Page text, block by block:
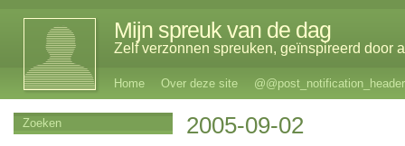
Mijn spreuk van de dag
Zelf verzonnen spreuken, geïnspireerd door
Home Over deze site @@post_notification_header
2005-09-02
Zoeken